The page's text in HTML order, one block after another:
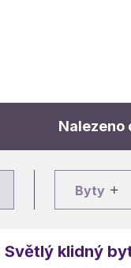
Nalezeno
Byty
Světlý klidný